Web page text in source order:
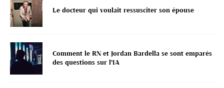
Le docteur qui voulait ressusciter son épouse
Comment le RN et Jordan Bardella se sont emparés
des questions sur l’IA